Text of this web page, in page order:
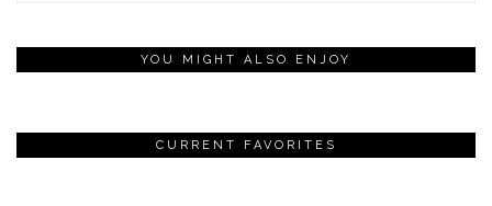
YOU MIGHT ALSO ENJOY
CURRENT FAVORITES